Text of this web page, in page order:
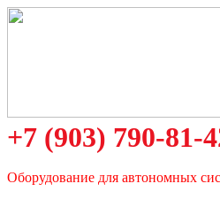
+7 (903) 790-81-
Оборудование для автономных